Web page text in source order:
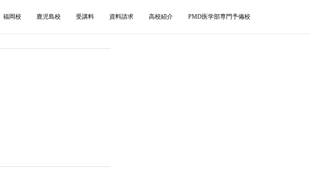
福岡校 鹿児島校 受講料 資料請求 高校紹介 PMD医学部専門予備校